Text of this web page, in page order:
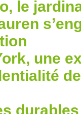
le
une